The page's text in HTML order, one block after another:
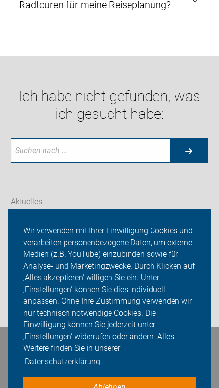
Wir verwenden mit Ihrer Einwilligung Cookies und
verarbeiten personenbezogene Daten, um externe
Medien (z.B. YouTube) einzubinden sowie für
Analyse- und Marketingzwecke. Durch Klicken auf
‚Alles akzeptieren‘ willigen Sie ein. Unter
‚Einstellungen‘ können Sie dies individuell
anpassen. Ohne Ihre Zustimmung verwenden wir
nur technisch notwendige Cookies. Die
Einwilligung können Sie jederzeit unter
‚Einstellungen‘ widerrufen oder ändern. Alles
Weitere finden Sie in unserer
Datenschutzerklärung.
Radtouren für meine Reiseplanung?
Ich habe nicht gefunden, was
ich gesucht habe:
Aktuelles
ADFC Thüringen
Sei dabei
Presse
Login
Bleiben Sie in Kontakt